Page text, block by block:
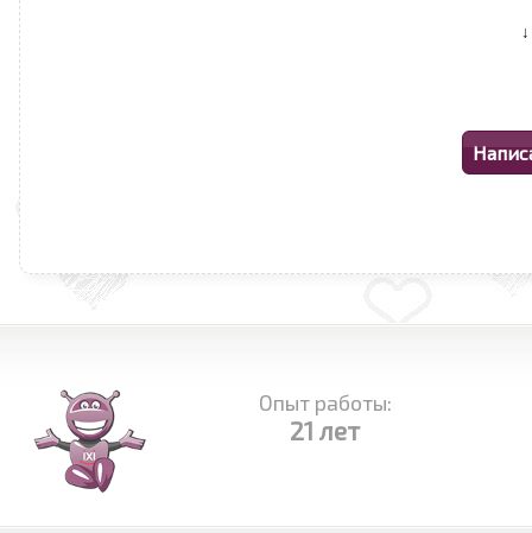
↓
Опыт работы:
21 лет